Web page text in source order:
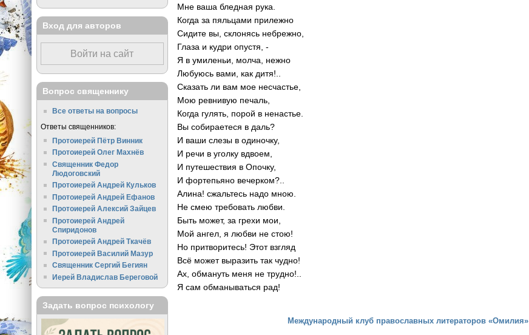
Мне ваша бледная рука.
Когда за пяльцами прилежно
Сидите вы, склонясь небрежно,
Глаза и кудри опустя, -
Я в умиленьи, молча, нежно
Любуюсь вами, как дитя!..
Сказать ли вам мое несчастье,
Мою ревнивую печаль,
Когда гулять, порой в ненастье.
Вы собираетеся в даль?
И ваши слезы в одиночку,
И речи в уголку вдвоем,
И путешествия в Опочку,
И фортепьяно вечерком?..
Алина! сжальтесь надо мною.
Не смею требовать любви.
Быть может, за грехи мои,
Мой ангел, я любви не стою!
Но притворитесь! Этот взгляд
Всё может выразить так чудно!
Ах, обмануть меня не трудно!..
Я сам обманываться рад!
Международный клуб православных литераторов «Омилия»
Вход для авторов
Войти на сайт
Вопрос священнику
Все ответы на вопросы
Ответы священников:
Протоиерей Пётр Винник
Протоиерей Олег Махнёв
Священник Федор
Людоговский
Протоиерей Андрей Кульков
Протоиерей Андрей Ефанов
Протоиерей Алексий Зайцев
Протоиерей Андрей
Спиридонов
Протоиерей Андрей Ткачёв
Протоиерей Василий Мазур
Священник Сергий Бегиян
Иерей Владислав Береговой
Задать вопрос психологу